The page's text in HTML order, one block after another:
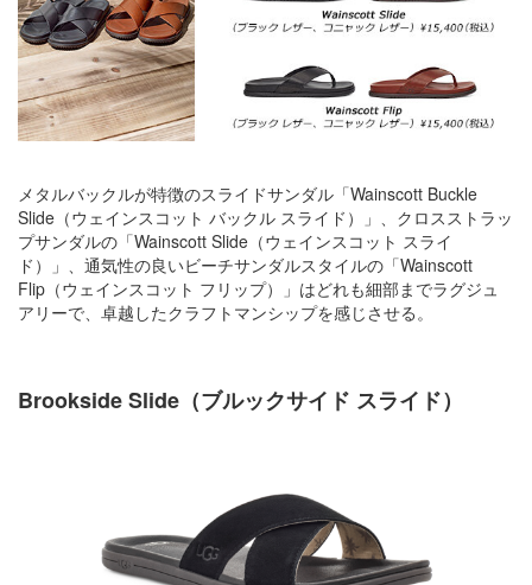
メタルバックルが特徴のスライドサンダル「Wainscott Buckle
Slide（ウェインスコット バックル スライド）」、クロスストラッ
プサンダルの「Wainscott Slide（ウェインスコット スライ
ド）」、通気性の良いビーチサンダルスタイルの「Wainscott
Flip（ウェインスコット フリップ）」はどれも細部までラグジュ
アリーで、卓越したクラフトマンシップを感じさせる。
Brookside Slide（ブルックサイド スライド）